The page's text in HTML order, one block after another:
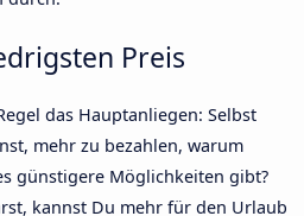
Preis
das Hauptanliegen: Selbst
mehr zu bezahlen, warum
günstigere Möglichkeiten gibt?
kannst Du mehr für den Urlaub